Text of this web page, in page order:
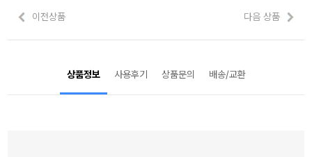
이전상품 다음 상품
상품정보 사용후기 상품문의 배송/교환